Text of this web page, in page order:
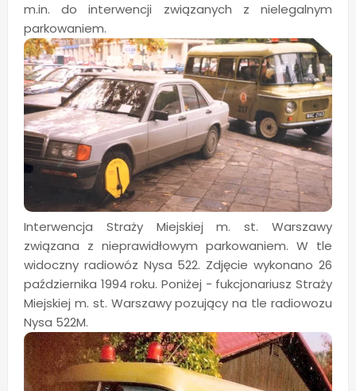
m.in. do interwencji związanych z nielegalnym
parkowaniem.
Interwencja Straży Miejskiej m. st. Warszawy
związana z nieprawidłowym parkowaniem. W tle
widoczny radiowóz Nysa 522. Zdjęcie wykonano 26
października 1994 roku. Poniżej - fukcjonariusz Straży
Miejskiej m. st. Warszawy pozujący na tle radiowozu
Nysa 522M.